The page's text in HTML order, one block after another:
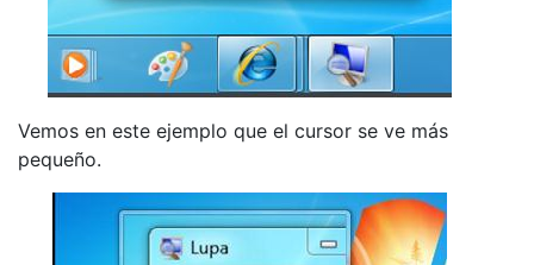
Vemos en este ejemplo que el cursor se ve más
pequeño.